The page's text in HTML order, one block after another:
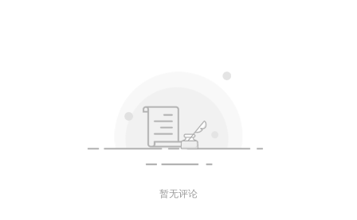
暂无评论